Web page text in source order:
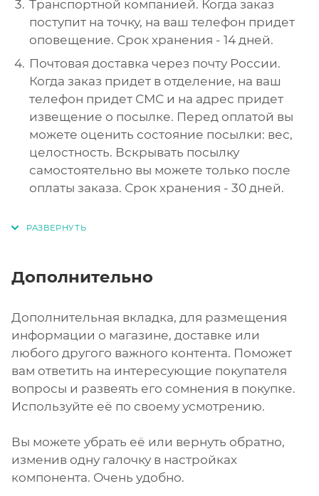
Транспортной компанией. Когда заказ
поступит на точку, на ваш телефон придет
оповещение. Срок хранения - 14 дней.
Почтовая доставка через почту России.
Когда заказ придет в отделение, на ваш
телефон придет СМС и на адрес придет
извещение о посылке. Перед оплатой вы
можете оценить состояние посылки: вес,
целостность. Вскрывать посылку
самостоятельно вы можете только после
оплаты заказа. Срок хранения - 30 дней.
Дополнительно
Дополнительная вкладка, для размещения
информации о магазине, доставке или
любого другого важного контента. Поможет
вам ответить на интересующие покупателя
вопросы и развеять его сомнения в покупке.
Используйте её по своему усмотрению.
Вы можете убрать её или вернуть обратно,
изменив одну галочку в настройках
компонента. Очень удобно.